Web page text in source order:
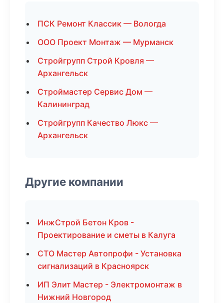
ПСК Ремонт Классик — Вологда
ООО Проект Монтаж — Мурманск
Стройгрупп Строй Кровля —
Архангельск
Строймастер Сервис Дом —
Калининград
Стройгрупп Качество Люкс —
Архангельск
Другие компании
ИнжСтрой Бетон Кров -
Проектирование и сметы в Калуга
СТО Мастер Автопрофи - Установка
сигнализаций в Красноярск
ИП Элит Мастер - Электромонтаж в
Нижний Новгород